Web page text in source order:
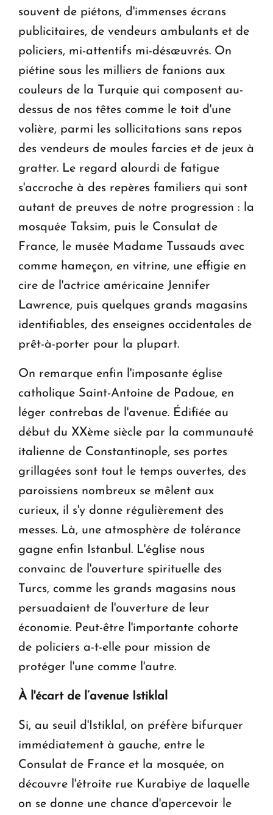
souvent de piétons, d'immenses écrans
publicitaires, de vendeurs ambulants et de
policiers, mi-attentifs mi-désœuvrés. On
piétine sous les milliers de fanions aux
couleurs de la Turquie qui composent au-
dessus de nos têtes comme le toit d'une
volière, parmi les sollicitations sans repos
des vendeurs de moules farcies et de jeux à
gratter. Le regard alourdi de fatigue
s'accroche à des repères familiers qui sont
autant de preuves de notre progression : la
mosquée Taksim, puis le Consulat de
France, le musée Madame Tussauds avec
comme hameçon, en vitrine, une effigie en
cire de l'actrice américaine Jennifer
Lawrence, puis quelques grands magasins
identifiables, des enseignes occidentales de
prêt-à-porter pour la plupart.
On remarque enfin l'imposante église
catholique Saint-Antoine de Padoue, en
léger contrebas de l'avenue. Édifiée au
début du XXème siècle par la communauté
italienne de Constantinople, ses portes
grillagées sont tout le temps ouvertes, des
paroissiens nombreux se mêlent aux
curieux, il s'y donne régulièrement des
messes. Là, une atmosphère de tolérance
gagne enfin Istanbul. L'église nous
convainc de l'ouverture spirituelle des
Turcs, comme les grands magasins nous
persuadaient de l'ouverture de leur
économie. Peut-être l'importante cohorte
de policiers a-t-elle pour mission de
protéger l'une comme l'autre.
À l'écart de l’avenue Istiklal
Si, au seuil d'Istiklal, on préfère bifurquer
immédiatement à gauche, entre le
Consulat de France et la mosquée, on
découvre l'étroite rue Kurabiye de laquelle
on se donne une chance d'apercevoir le